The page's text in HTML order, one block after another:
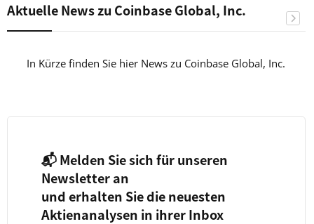
Aktuelle News zu Coinbase Global, Inc.
In Kürze finden Sie hier News zu Coinbase Global, Inc.
📬 Melden Sie sich für unseren
Newsletter an
und erhalten Sie die neuesten
Aktienanalysen in ihrer Inbox